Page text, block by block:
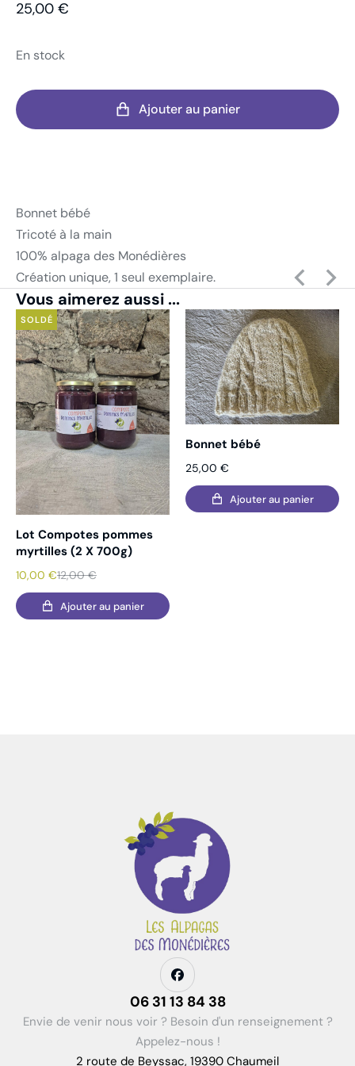
25,00 €
En stock
Ajouter au panier
Bonnet bébé
Tricoté à la main
100% alpaga des Monédières
Création unique, 1 seul exemplaire.
Vous aimerez aussi ...
SOLDÉ
Lot Compotes pommes
myrtilles (2 X 700g)
12,00€
10,00 €
Ajouter au panier
Bonnet bébé
25,00 €
Ajouter au panier
06 31 13 84 38
Envie de venir nous voir ? Besoin d'un renseignement ?
Appelez-nous !
2 route de Beyssac, 19390 Chaumeil